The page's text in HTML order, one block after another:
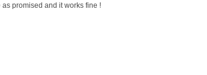
promised and it works fine !